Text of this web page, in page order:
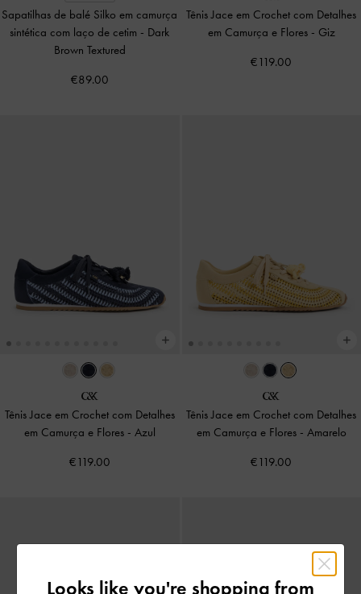
Sapatilhas de balé Silko em camurça
sintética com laço de cetim - Dark
Brown Textured
€89.00
Tênis Jace em Crochet com Detalhes
em Camurça e Flores - Giz
€119.00
Tênis Jace em Crochet com Detalhes
em Camurça e Flores - Azul
€119.00
Tênis Jace em Crochet com Detalhes
em Camurça e Flores - Amarelo
€119.00
Looks like you're shopping from